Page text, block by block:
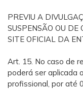
PREVIU A
SUSPENSÃO OU DE
SITE OFICIAL DA
Art. 15. No caso de
poderá ser aplicada
profissional, por até